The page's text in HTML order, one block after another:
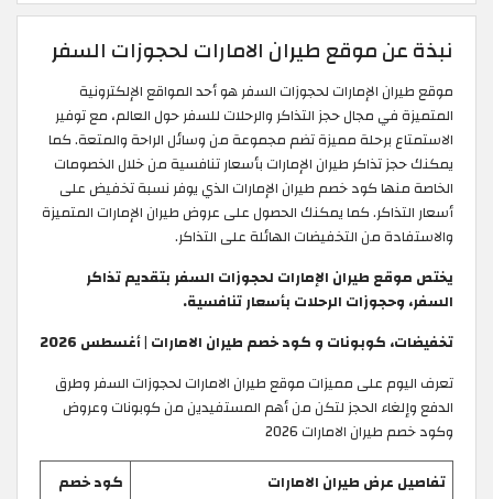
نبذة عن موقع طيران الامارات لحجوزات السفر
موقع طيران الإمارات لحجوزات السفر هو أحد المواقع الإلكترونية
المتميزة في مجال حجز التذاكر والرحلات للسفر حول العالم، مع توفير
الاستمتاع برحلة مميزة تضم مجموعة من وسائل الراحة والمتعة. كما
يمكنك حجز تذاكر طيران الإمارات بأسعار تنافسية من خلال الخصومات
الخاصة منها كود خصم طيران الإمارات الذي يوفر نسبة تخفيض على
أسعار التذاكر. كما يمكنك الحصول على عروض طيران الإمارات المتميزة
والاستفادة من التخفيضات الهائلة على التذاكر.
يختص موقع طيران الإمارات لحجوزات السفر بتقديم تذاكر
السفر، وحجوزات الرحلات بأسعار تنافسية.
تخفيضات، كوبونات و كود خصم طيران الامارات | أغسطس 2026
تعرف اليوم على مميزات موقع طيران الامارات لحجوزات السفر وطرق
الدفع وإلغاء الحجز لتكن من أهم المستفيدين من كوبونات وعروض
وكود خصم طيران الامارات 2026
تفاصيل عرض طيران الامارات
كود خصم